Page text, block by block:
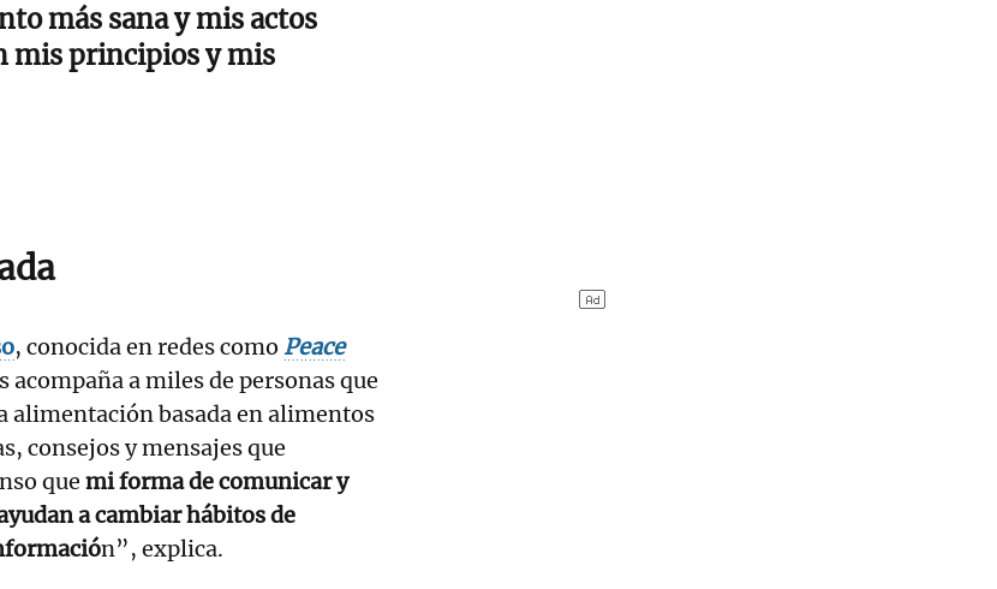
más sana y mis actos
mis principios y mis
, conocida en redes como Peace
acompaña a miles de personas que
alimentación basada en alimentos
consejos y mensajes que
que mi forma de comunicar y
a cambiar hábitos de
n”, explica.